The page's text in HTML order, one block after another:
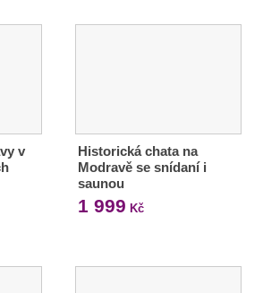
v
Historická chata na
Modravě se snídaní i
saunou
1 999 Kč